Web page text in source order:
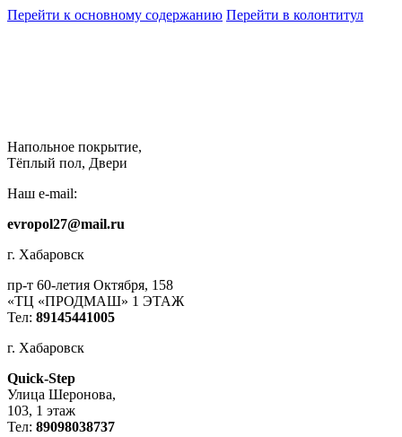
Перейти к основному содержанию Перейти в колонтитул
Напольное покрытие,
Тёплый пол, Двери
Наш e-mail:
evropol27@mail.ru
г. Хабаровск
пр-т 60-летия Октября, 158
«ТЦ «ПРОДМАШ» 1 ЭТАЖ
Тел: 89145441005
г. Хабаровск
Quick-Step
​Улица Шеронова,
103, ​1 этаж
Тел: 89098038737